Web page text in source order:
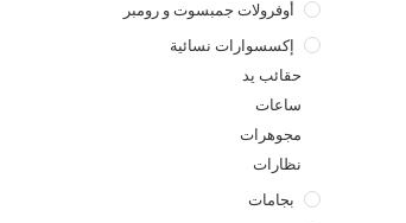
أوفرولات جمبسوت و رومبر
إكسسوارات نسائية
حقائب يد
ساعات
مجوهرات
نظارات
بجامات